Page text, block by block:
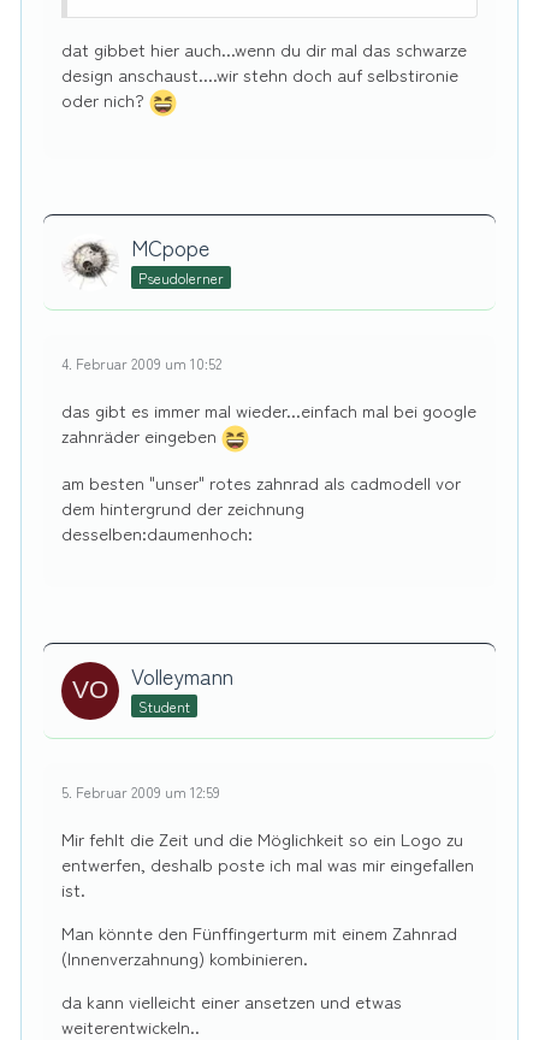
dat gibbet hier auch...wenn du dir mal das schwarze
design anschaust....wir stehn doch auf selbstironie
oder nich?
MCpope
Pseudolerner
4. Februar 2009 um 10:52
das gibt es immer mal wieder...einfach mal bei google
zahnräder eingeben
am besten "unser" rotes zahnrad als cadmodell vor
dem hintergrund der zeichnung
desselben:daumenhoch:
Volleymann
Student
5. Februar 2009 um 12:59
Mir fehlt die Zeit und die Möglichkeit so ein Logo zu
entwerfen, deshalb poste ich mal was mir eingefallen
ist.
Man könnte den Fünffingerturm mit einem Zahnrad
(Innenverzahnung) kombinieren.
da kann vielleicht einer ansetzen und etwas
weiterentwickeln..